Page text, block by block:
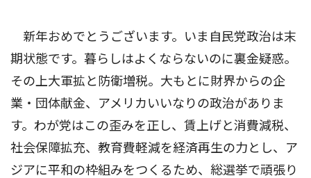
新年おめでとうございます。いま自民党政治は末
期状態です。暮らしはよくならないのに裏金疑惑。
その上大軍拡と防衛増税。大もとに財界からの企
業・団体献金、アメリカいいなりの政治がありま
す。わが党はこの歪みを正し、賃上げと消費減税、
社会保障拡充、教育費軽減を経済再生の力とし、ア
ジアに平和の枠組みをつくるため、総選挙で頑張り